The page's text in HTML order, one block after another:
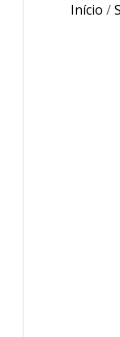
Início /